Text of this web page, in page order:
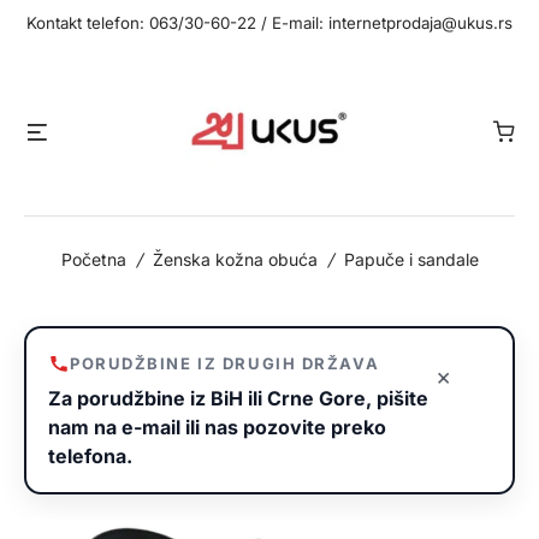
Kontakt telefon: 063/30-60-22 / E-mail: internetprodaja@ukus.rs
Početna / Ženska kožna obuća / Papuče i sandale
×
PORUDŽBINE IZ DRUGIH DRŽAVA
Za porudžbine iz BiH ili Crne Gore, pišite
nam na e-mail ili nas pozovite preko
telefona.